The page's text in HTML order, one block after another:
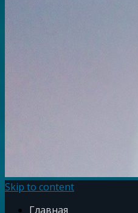
Skip to content
Главная